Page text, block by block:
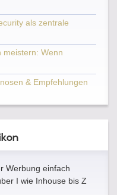
als zentrale
meistern: Wenn
& Empfehlungen
Werbung einfach
I wie Inhouse bis Z